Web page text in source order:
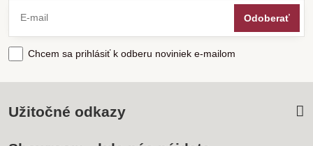
Odoberať
Chcem sa prihlásiť k odberu noviniek e-mailom
Užitočné odkazy